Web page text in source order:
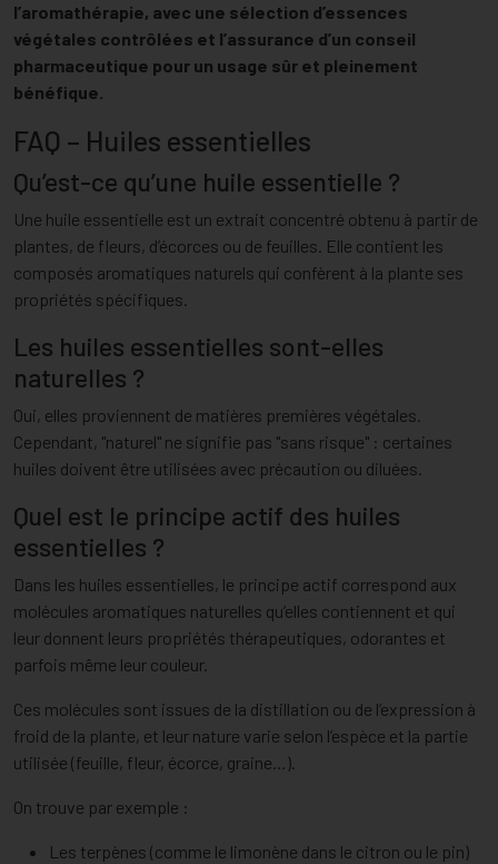
l’aromathérapie, avec une sélection d’essences
végétales contrôlées et l’assurance d’un conseil
pharmaceutique pour un usage sûr et pleinement
bénéfique.
FAQ – Huiles essentielles
Qu’est-ce qu’une huile essentielle ?
Une huile essentielle est un extrait concentré obtenu à partir de
plantes, de fleurs, d’écorces ou de feuilles. Elle contient les
composés aromatiques naturels qui confèrent à la plante ses
propriétés spécifiques.
Les huiles essentielles sont-elles
naturelles ?
Oui, elles proviennent de matières premières végétales.
Cependant, "naturel" ne signifie pas "sans risque" : certaines
huiles doivent être utilisées avec précaution ou diluées.
Quel est le principe actif des huiles
essentielles ?
Dans les huiles essentielles, le principe actif correspond aux
molécules aromatiques naturelles qu’elles contiennent et qui
leur donnent leurs propriétés thérapeutiques, odorantes et
parfois même leur couleur.
Ces molécules sont issues de la distillation ou de l’expression à
froid de la plante, et leur nature varie selon l’espèce et la partie
utilisée (feuille, fleur, écorce, graine…).
On trouve par exemple :
Les terpènes (comme le limonène dans le citron ou le pin)